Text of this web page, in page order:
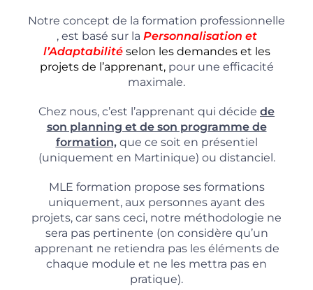
Notre concept de la formation professionnelle
, est basé sur la Personnalisation et
l’Adaptabilité selon les demandes et les
projets de l’apprenant,pour une efficacité
maximale.
Chez nous, c’est l’apprenant qui décide de
son planning et de son programme de
formation,que ce soit en présentiel
(uniquement en Martinique) ou distanciel.
MLE formation propose ses formations
uniquement, aux personnes ayant des
projets, car sans ceci, notre méthodologie ne
sera pas pertinente (on considère qu’un
apprenant ne retiendra pas les éléments de
chaque module et ne les mettra pas en
pratique).